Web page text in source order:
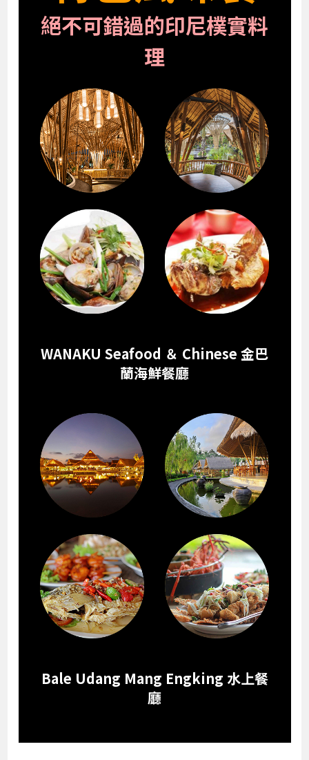
絕不可錯過的印尼樸實料
理
WANAKU Seafood ＆ Chinese 金巴
蘭海鮮餐廳
Bale Udang Mang Engking 水上餐
廳